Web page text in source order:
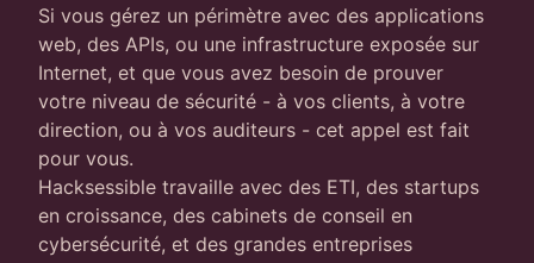
Si vous gérez un périmètre avec des applications
web, des APIs, ou une infrastructure exposée sur
Internet, et que vous avez besoin de prouver
votre niveau de sécurité - à vos clients, à votre
direction, ou à vos auditeurs - cet appel est fait
pour vous.
Hacksessible travaille avec des ETI, des startups
en croissance, des cabinets de conseil en
cybersécurité, et des grandes entreprises